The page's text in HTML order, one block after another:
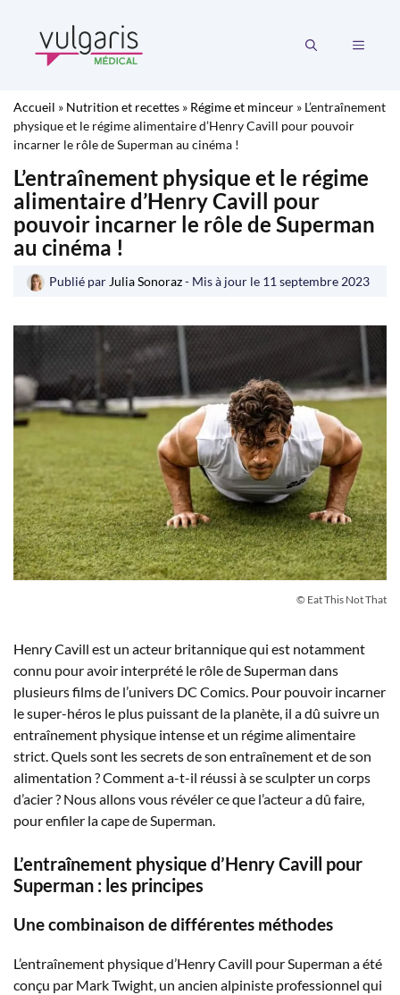
contenu
MENU
Accueil » Nutrition et recettes » Régime et minceur » L’entraînement
physique et le régime alimentaire d’Henry Cavill pour pouvoir
incarner le rôle de Superman au cinéma !
L’entraînement physique et le régime
alimentaire d’Henry Cavill pour
pouvoir incarner le rôle de Superman
au cinéma !
Publié par Julia Sonoraz- Mis à jour le 11 septembre 2023
© Eat This Not That
Henry Cavill est un acteur britannique qui est notamment
connu pour avoir interprété le rôle de Superman dans
plusieurs films de l’univers DC Comics. Pour pouvoir incarner
le super-héros le plus puissant de la planète, il a dû suivre un
entraînement physique intense et un régime alimentaire
strict. Quels sont les secrets de son entraînement et de son
alimentation ? Comment a-t-il réussi à se sculpter un corps
d’acier ? Nous allons vous révéler ce que l’acteur a dû faire,
pour enfiler la cape de Superman.
L’entraînement physique d’Henry Cavill pour
Superman : les principes
Une combinaison de différentes méthodes
L’entraînement physique d’Henry Cavill pour Superman a été
conçu par Mark Twight, un ancien alpiniste professionnel qui